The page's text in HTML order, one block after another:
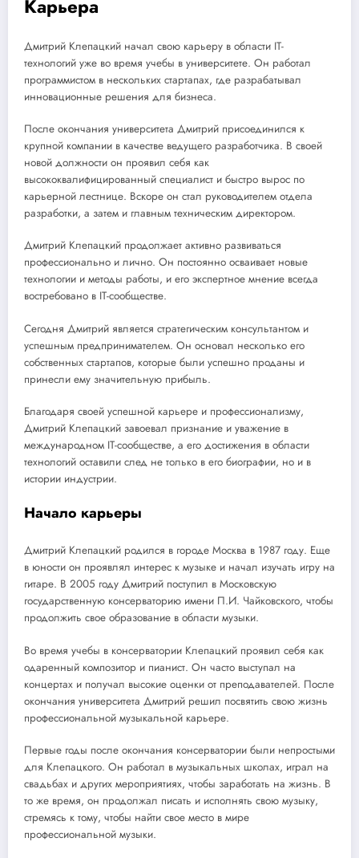
Карьера
Дмитрий Клепацкий начал свою карьеру в области IT-
технологий уже во время учебы в университете. Он работал
программистом в нескольких стартапах, где разрабатывал
инновационные решения для бизнеса.
После окончания университета Дмитрий присоединился к
крупной компании в качестве ведущего разработчика. В своей
новой должности он проявил себя как
высококвалифицированный специалист и быстро вырос по
карьерной лестнице. Вскоре он стал руководителем отдела
разработки, а затем и главным техническим директором.
Дмитрий Клепацкий продолжает активно развиваться
профессионально и лично. Он постоянно осваивает новые
технологии и методы работы, и его экспертное мнение всегда
востребовано в IT-сообществе.
Сегодня Дмитрий является стратегическим консультантом и
успешным предпринимателем. Он основал несколько его
собственных стартапов, которые были успешно проданы и
принесли ему значительную прибыль.
Благодаря своей успешной карьере и профессионализму,
Дмитрий Клепацкий завоевал признание и уважение в
международном IT-сообществе, а его достижения в области
технологий оставили след не только в его биографии, но и в
истории индустрии.
Начало карьеры
Дмитрий Клепацкий родился в городе Москва в 1987 году. Еще
в юности он проявлял интерес к музыке и начал изучать игру на
гитаре. В 2005 году Дмитрий поступил в Московскую
государственную консерваторию имени П.И. Чайковского, чтобы
продолжить свое образование в области музыки.
Во время учебы в консерватории Клепацкий проявил себя как
одаренный композитор и пианист. Он часто выступал на
концертах и получал высокие оценки от преподавателей. После
окончания университета Дмитрий решил посвятить свою жизнь
профессиональной музыкальной карьере.
Первые годы после окончания консерватории были непростыми
для Клепацкого. Он работал в музыкальных школах, играл на
свадьбах и других мероприятиях, чтобы заработать на жизнь. В
то же время, он продолжал писать и исполнять свою музыку,
стремясь к тому, чтобы найти свое место в мире
профессиональной музыки.